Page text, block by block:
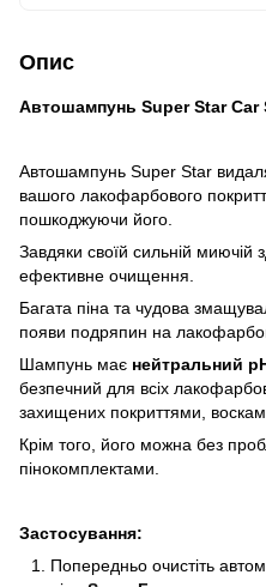
Опис
Автошампунь Super Star Car
Автошампунь Super Star
вашого лакофарбового
пошкоджуючи його.
Завдяки своїй сильній миючій
ефективне очищення.
Багата піна та чудова
появи подряпин на
Шампунь має нейтральний
безпечний для всіх
захищених покриттями,
Крім того, його можна без
пінокомплектами.
Застосування:
Попередньо очистіть